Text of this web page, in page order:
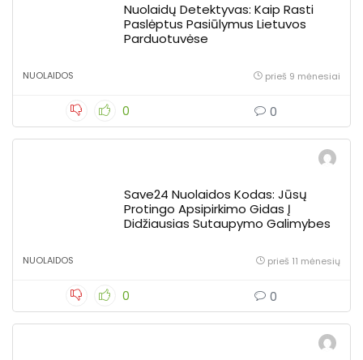
Nuolaidų Detektyvas: Kaip Rasti
Paslėptus Pasiūlymus Lietuvos
Parduotuvėse
NUOLAIDOS prieš 9 mėnesiai
0 0
Save24 Nuolaidos Kodas: Jūsų
Protingo Apsipirkimo Gidas Į
Didžiausias Sutaupymo Galimybes
NUOLAIDOS prieš 11 mėnesių
0 0